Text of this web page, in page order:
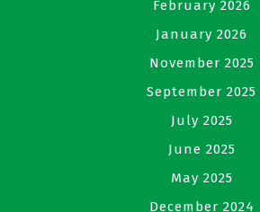
February 2026
January 2026
November 2025
September 2025
July 2025
June 2025
May 2025
December 2024